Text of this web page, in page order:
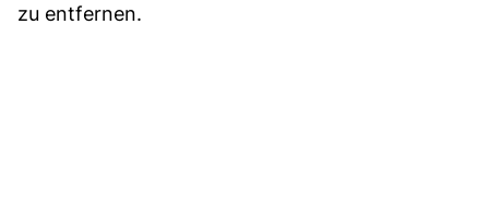
zu entfernen.